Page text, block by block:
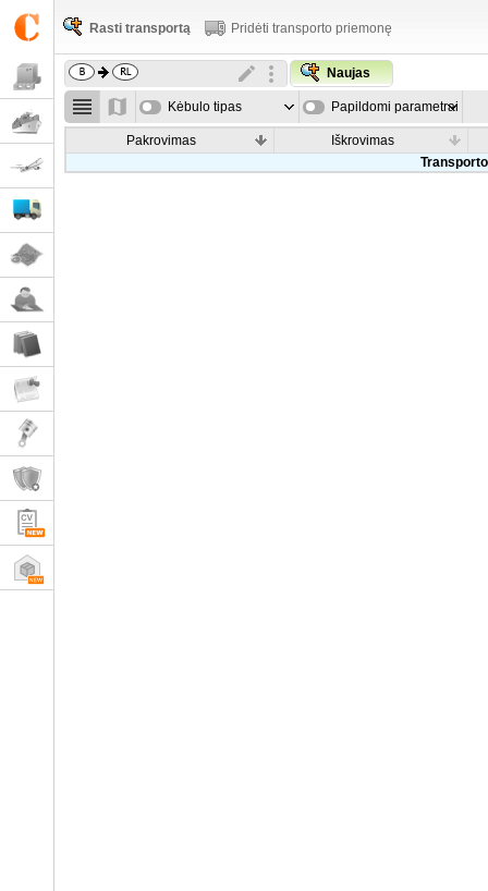
Rasti transportą Pridėti transporto priemonę
Naujas
Kėbulo tipas Papildomi parametrai
Pakrovimas
Iškrovimas